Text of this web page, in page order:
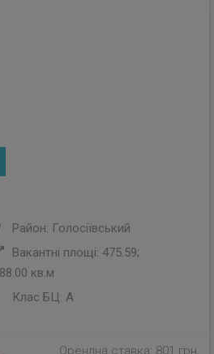
Район: Голосіївський
Вакантні площі: 475.59;
кв.м
Клас БЦ: A
Орендна ставка: 801 грн